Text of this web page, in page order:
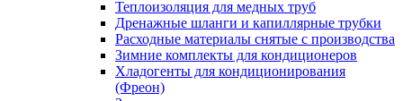
Теплоизоляция для медных труб
Дренажные шланги и капиллярные трубки
Расходные материалы снятые с производства
Зимние комплекты для кондиционеров
Хладогенты для кондиционирования
(Фреон)